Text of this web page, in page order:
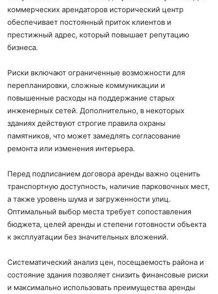
коммерческих арендаторов исторический центр
обеспечивает постоянный приток клиентов и
престижный адрес, который повышает репутацию
бизнеса.
Риски включают ограниченные возможности для
перепланировки, сложные коммуникации и
повышенные расходы на поддержание старых
инженерных сетей. Дополнительно, в некоторых
зданиях действуют строгие правила охраны
памятников, что может замедлять согласование
ремонта или изменения интерьера.
Перед подписанием договора аренды важно оценить
транспортную доступность, наличие парковочных мест,
а также уровень шума и загруженности улиц.
Оптимальный выбор места требует сопоставления
бюджета, целей аренды и степени готовности объекта
к эксплуатации без значительных вложений.
Систематический анализ цен, посещаемость района и
состояние здания позволяет снизить финансовые риски
и максимально использовать преимущества аренды